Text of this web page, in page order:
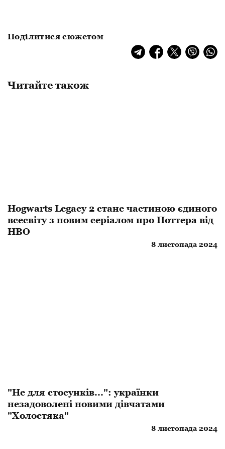
Поділитися сюжетом
Читайте також
Hogwarts Legacy 2 стане частиною єдиного
всесвіту з новим серіалом про Поттера від
HBO
8 листопада 2024
"Не для стосунків...": українки
незадоволені новими дівчатами
"Холостяка"
8 листопада 2024